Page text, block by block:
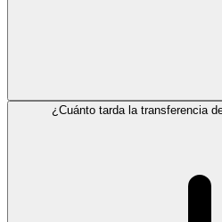
¿Cuánto tarda la transferencia